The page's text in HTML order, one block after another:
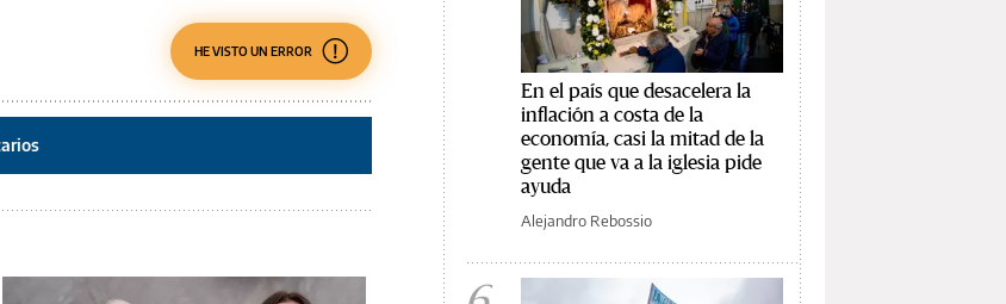
HE VISTO UN ERROR
En el país que desacelera la
inflación a costa de la
economía, casi la mitad de la
gente que va a la iglesia pide
ayuda
Alejandro Rebossio